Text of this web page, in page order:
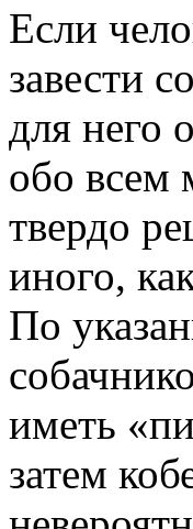
Если
завести
для него
обо всем
твердо
иного,
По
иметь
затем